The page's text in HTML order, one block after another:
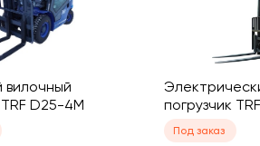
вилочный
D25-4M
погрузчик
Под заказ